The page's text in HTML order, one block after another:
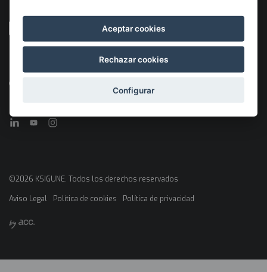
©2026 KSIGUNE. Todos los derechos reservados
legales
Aviso Legal Política de cookies Política de privacidad
Aceptar cookies
Rechazar cookies
Configurar